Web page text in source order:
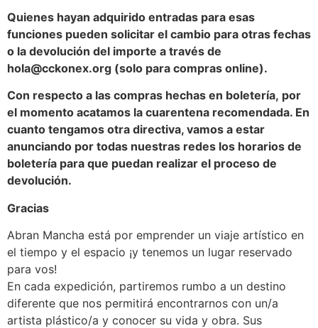
Quienes hayan adquirido entradas para esas
funciones pueden solicitar el cambio para otras fechas
o la devolución del importe a través de
hola@cckonex.org (solo para compras online).
Con respecto a las compras hechas en boletería, por
el momento acatamos la cuarentena recomendada. En
cuanto tengamos otra directiva, vamos a estar
anunciando por todas nuestras redes los horarios de
boletería para que puedan realizar el proceso de
devolución.
Gracias
Abran Mancha está por emprender un viaje artístico en
el tiempo y el espacio ¡y tenemos un lugar reservado
para vos!
En cada expedición, partiremos rumbo a un destino
diferente que nos permitirá encontrarnos con un/a
artista plástico/a y conocer su vida y obra. Sus